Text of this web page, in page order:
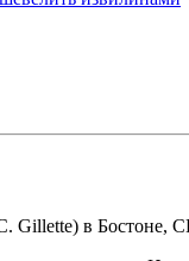
Gillette) в Бостоне,